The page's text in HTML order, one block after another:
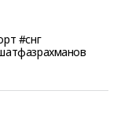
#снг